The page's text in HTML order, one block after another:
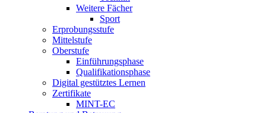
Weitere Fächer
Sport
Erprobungsstufe
Mittelstufe
Oberstufe
Einführungsphase
Qualifikationsphase
Digital gestütztes Lernen
Zertifikate
MINT-EC